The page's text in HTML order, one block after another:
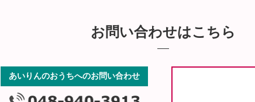
お問い合わせはこちら
あいりんのおうちへのお問い合わせ